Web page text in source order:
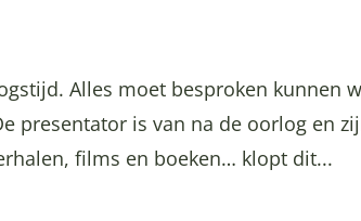
Alles moet besproken kunnen
presentator is van na de oorlog en
films en boeken… klopt dit...